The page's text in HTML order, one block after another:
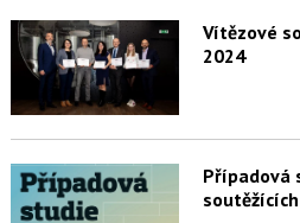
Vítězové
2024
Případová
soutěžících